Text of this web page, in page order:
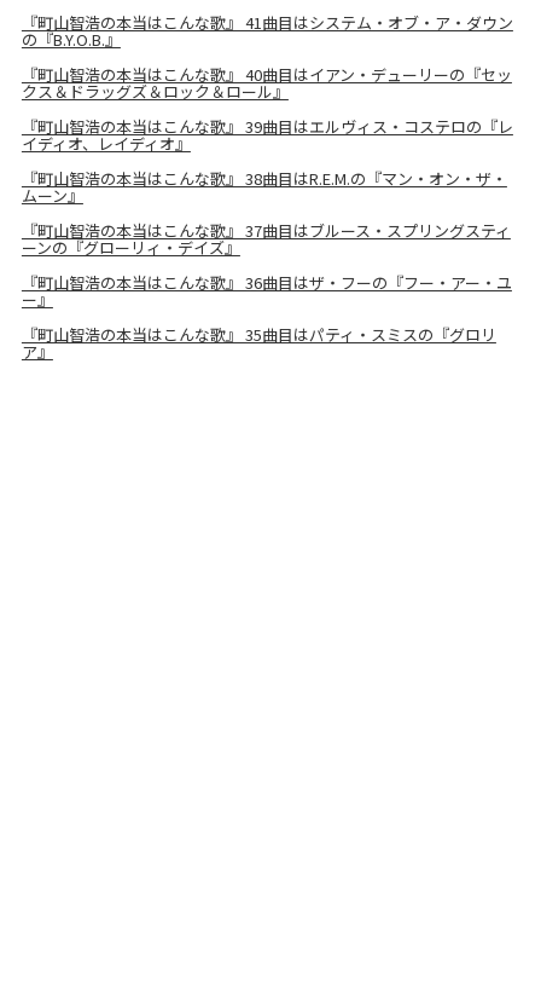
『町山智浩の本当はこんな歌』 41曲目はシステム・オブ・ア・ダウン
の『B.Y.O.B.』
『町山智浩の本当はこんな歌』 40曲目はイアン・デューリーの『セッ
クス＆ドラッグズ＆ロック＆ロール』
『町山智浩の本当はこんな歌』 39曲目はエルヴィス・コステロの『レ
イディオ、レイディオ』
『町山智浩の本当はこんな歌』 38曲目はR.E.M.の『マン・オン・ザ・
ムーン』
『町山智浩の本当はこんな歌』 37曲目はブルース・スプリングスティ
ーンの『グローリィ・デイズ』
『町山智浩の本当はこんな歌』 36曲目はザ・フーの『フー・アー・ユ
ー』
『町山智浩の本当はこんな歌』 35曲目はパティ・スミスの『グロリ
ア』